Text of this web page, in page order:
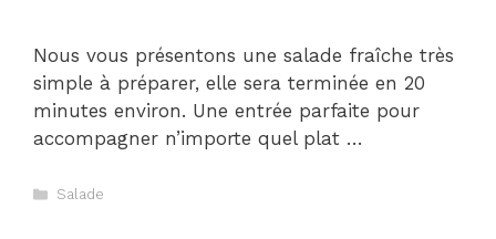
Nous vous présentons une salade fraîche très
simple à préparer, elle sera terminée en 20
minutes environ. Une entrée parfaite pour
accompagner n’importe quel plat …
Catégories
Salade